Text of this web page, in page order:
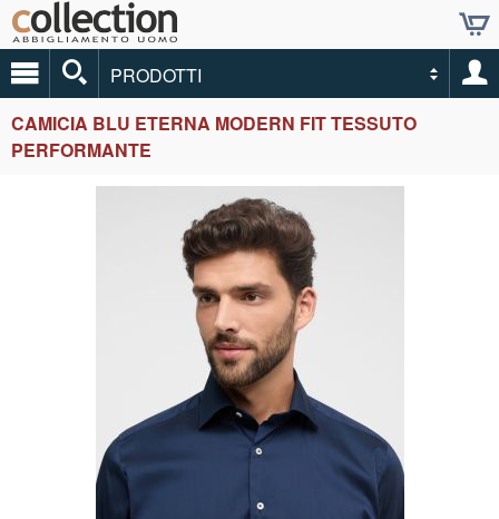
PRODOTTI
CAMICIA BLU ETERNA MODERN FIT TESSUTO
PERFORMANTE